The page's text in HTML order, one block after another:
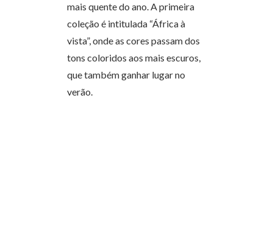
mais quente do ano. A primeira
coleção é intitulada “África à
vista”, onde as cores passam dos
tons coloridos aos mais escuros,
que também ganhar lugar no
verão.